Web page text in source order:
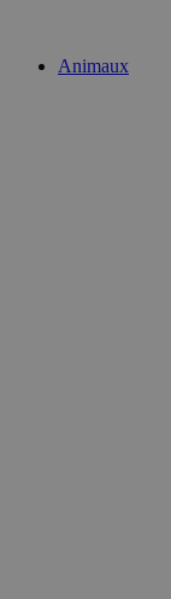
Animaux